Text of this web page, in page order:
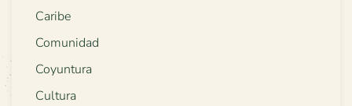
Caribe
Comunidad
Coyuntura
Cultura